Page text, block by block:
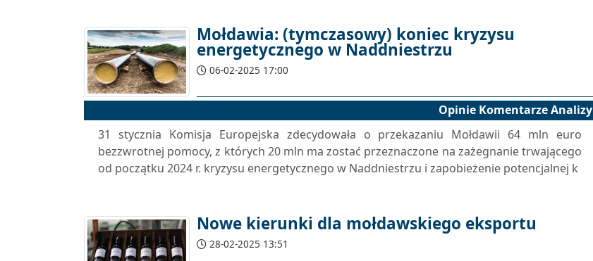
Mołdawia: (tymczasowy) koniec kryzysu
energetycznego w Naddniestrzu
06-02-2025 17:00
Opinie Komentarze Analizy
31 stycznia Komisja Europejska zdecydowała o przekazaniu Mołdawii 64 mln euro
bezzwrotnej pomocy, z których 20 mln ma zostać przeznaczone na zażegnanie trwającego
od początku 2024 r. kryzysu energetycznego w Naddniestrzu i zapobieżenie potencjalnej k
Nowe kierunki dla mołdawskiego eksportu
28-02-2025 13:51